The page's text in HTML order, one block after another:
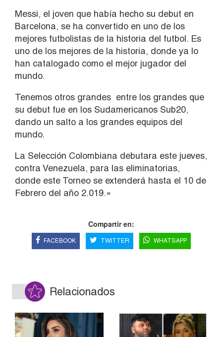
Messi, el joven que había hecho su debut en
Barcelona, se ha convertido en uno de los
mejores futbolistas de la historia del futbol. Es
uno de los mejores de la historia, donde ya lo
han catalogado como el mejor jugador del
mundo.
Tenemos otros grandes entre los grandes que
su debut fue en los Sudamericanos Sub20,
dando un salto a los grandes equipos del
mundo.
La Selección Colombiana debutara este jueves,
contra Venezuela, para las eliminatorias,
donde este Torneo se extenderá hasta el 10 de
Febrero del año 2.019.»
Compartir en:
FACEBOOK TWITTER WHATSAPP
Relacionados